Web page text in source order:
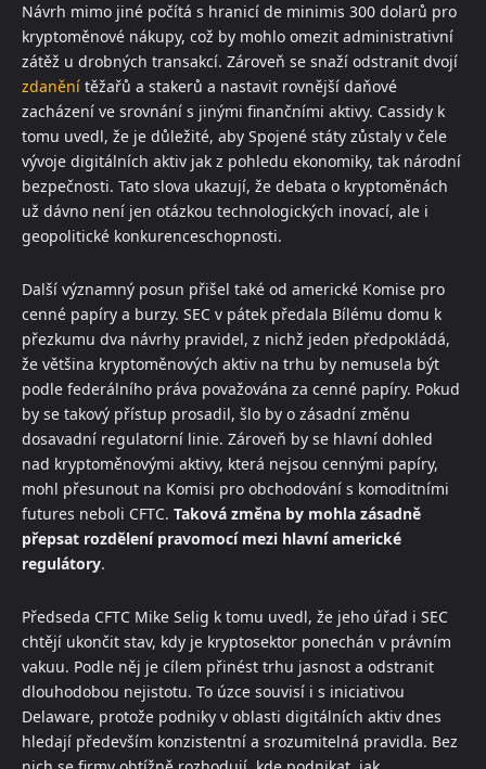
Návrh mimo jiné počítá s hranicí de minimis 300 dolarů pro
kryptoměnové nákupy, což by mohlo omezit administrativní
zátěž u drobných transakcí. Zároveň se snaží odstranit dvojí
zdanění těžařů a stakerů a nastavit rovnější daňové
zacházení ve srovnání s jinými finančními aktivy. Cassidy k
tomu uvedl, že je důležité, aby Spojené státy zůstaly v čele
vývoje digitálních aktiv jak z pohledu ekonomiky, tak národní
bezpečnosti. Tato slova ukazují, že debata o kryptoměnách
už dávno není jen otázkou technologických inovací, ale i
geopolitické konkurenceschopnosti.
Další významný posun přišel také od americké Komise pro
cenné papíry a burzy. SEC v pátek předala Bílému domu k
přezkumu dva návrhy pravidel, z nichž jeden předpokládá,
že většina kryptoměnových aktiv na trhu by nemusela být
podle federálního práva považována za cenné papíry. Pokud
by se takový přístup prosadil, šlo by o zásadní změnu
dosavadní regulatorní linie. Zároveň by se hlavní dohled
nad kryptoměnovými aktivy, která nejsou cennými papíry,
mohl přesunout na Komisi pro obchodování s komoditními
futures neboli CFTC. Taková změna by mohla zásadně
přepsat rozdělení pravomocí mezi hlavní americké
regulátory.
Předseda CFTC Mike Selig k tomu uvedl, že jeho úřad i SEC
chtějí ukončit stav, kdy je kryptosektor ponechán v právním
vakuu. Podle něj je cílem přinést trhu jasnost a odstranit
dlouhodobou nejistotu. To úzce souvisí i s iniciativou
Delaware, protože podniky v oblasti digitálních aktiv dnes
hledají především konzistentní a srozumitelná pravidla. Bez